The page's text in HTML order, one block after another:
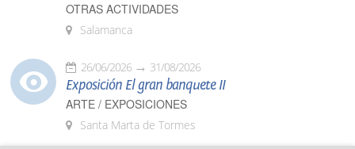
OTRAS ACTIVIDADES
Salamanca
26/06/2026 31/08/2026
Exposición El gran banquete II
ARTE / EXPOSICIONES
Santa Marta de Tormes